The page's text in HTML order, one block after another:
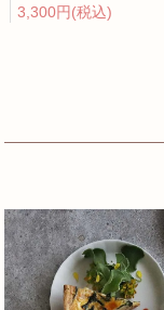
3,300円(税込)